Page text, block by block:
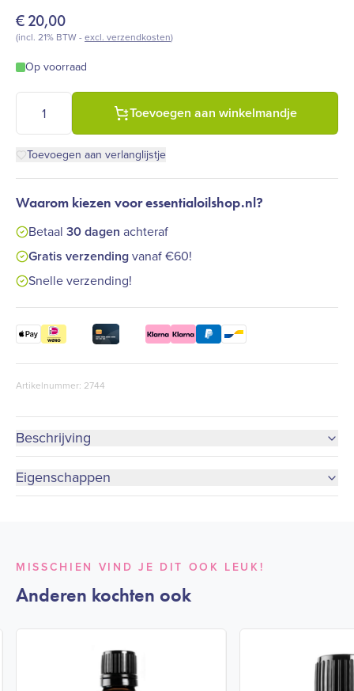
€20,00
(incl. 21% BTW -excl. verzendkosten)
Op voorraad
Farfalla Mannen - Swiss pine natural deodorant 100 ml aantal
Toevoegen aan winkelmandje
Toevoegen aan verlanglijstje
Waarom kiezen voor essentialoilshop.nl?
Betaal 30 dagen achteraf
Gratis verzendingvanaf €60!
Snelle verzending!
Artikelnummer: 2744
Beschrijving
Eigenschappen
MISSCHIEN VIND JE DIT OOK LEUK!
Anderen kochten ook